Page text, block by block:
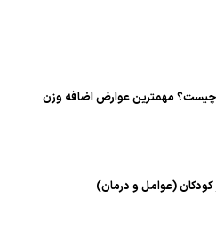
مهمترین عوارض اضافه وزن
(عوامل و درمان)